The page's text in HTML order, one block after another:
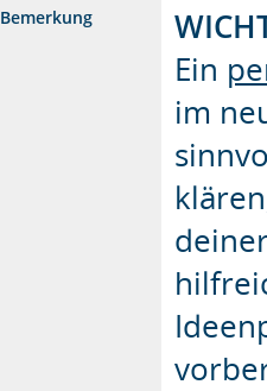
Bemerkung
Ein
im